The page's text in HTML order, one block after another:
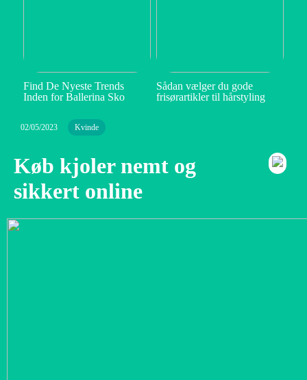
Find De Nyeste Trends
Inden for Ballerina Sko
Sådan vælger du gode
frisørartikler til hårstyling
02/05/2023 Kvinde
Køb kjoler nemt og
sikkert online